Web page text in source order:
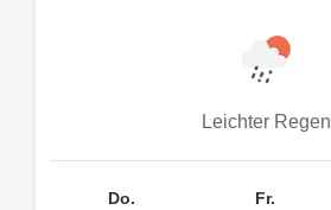
Leichter Regen
Do. Fr.